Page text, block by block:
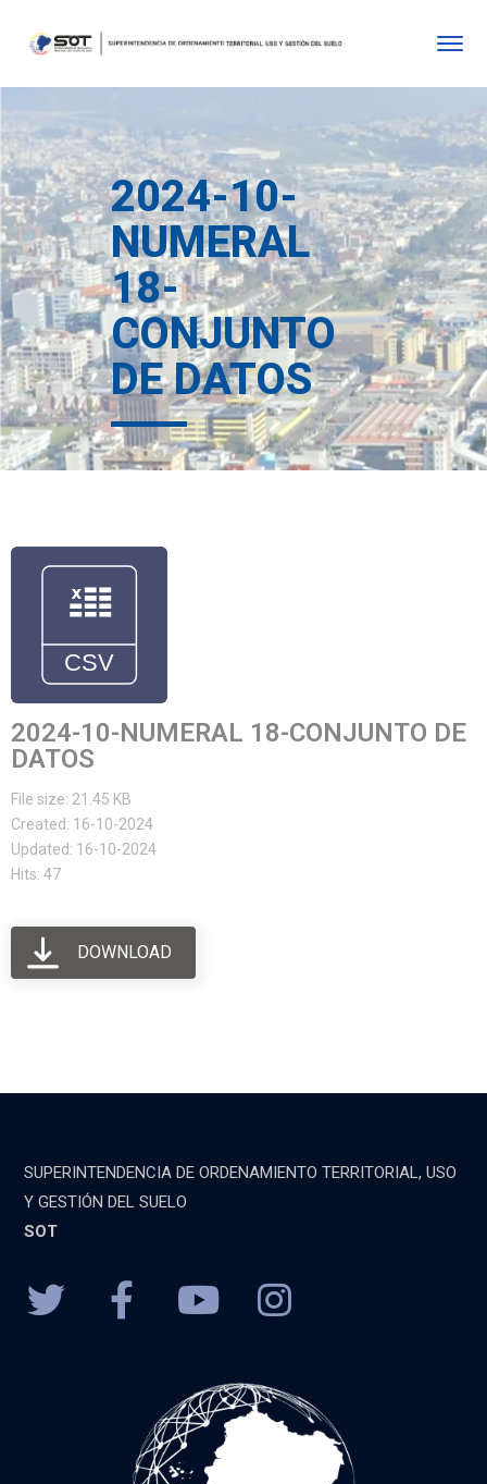
2024-10-
NUMERAL
18-
CONJUNTO
DE DATOS
2024-10-NUMERAL 18-CONJUNTO DE
DATOS
File size: 21.45 KB
Created: 16-10-2024
Updated: 16-10-2024
Hits: 47
DOWNLOAD
SUPERINTENDENCIA DE ORDENAMIENTO TERRITORIAL, USO
Y GESTIÓN DEL SUELO
SOT